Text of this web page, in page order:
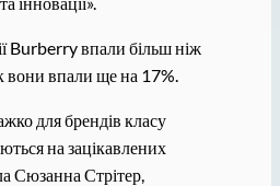
Burberry впали більш ніж
вони впали ще на 17%.
для брендів класу
на зацікавлених
Сюзанна Стрітер,